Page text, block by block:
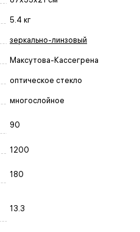
5.4 кг
зеркально-линзовый
Максутова-Кассегрена
оптическое стекло
многослойное
90
1200
180
13.3